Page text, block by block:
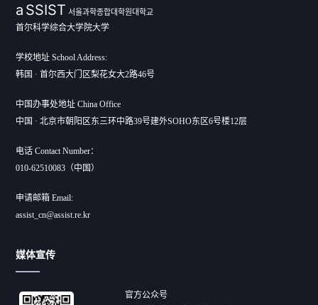
a SSIST 서울과학종합대학원대학교
首尔科学综合大学院大学
学校地址 School Address:
韩国 · 首尔西大门区梨花女大2路46号
中国办事处地址 China Office
中国 · 北京市朝阳区东三环中路39号建外SOHO东区6号楼12层
电话 Contact Number：
010-62510083（中国）
申请邮箱 Email:
assist_cn@assist.re.kr
媒体宣传
官方公众号